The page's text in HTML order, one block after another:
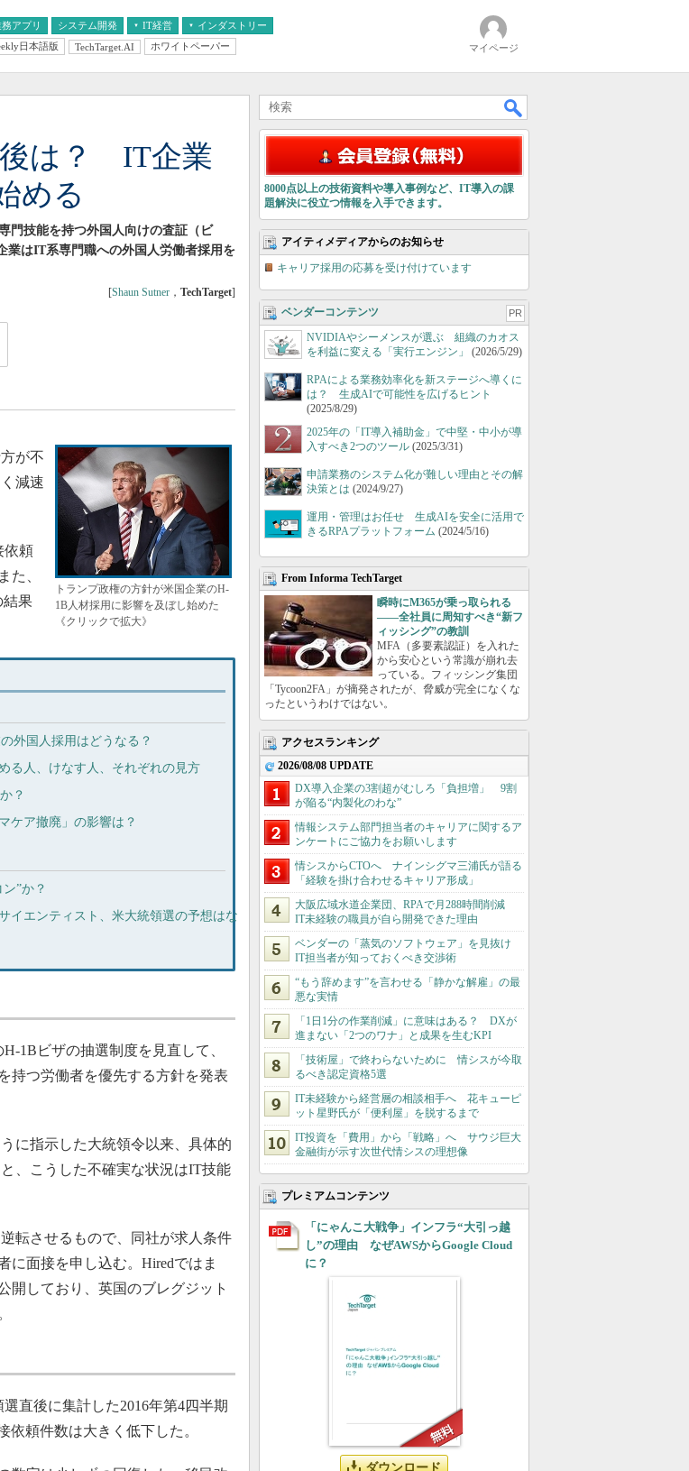
アプリ システム開発 IT経営 インダストリー
医療IT
日本語版 TechTarget.AI ホワイトペーパー マイページ
後は？ IT企業
める
門技能を持つ外国人向けの査証（ビ
業はIT系専門職への外国人労働者採用を
[Shaun Sutner ， TechTarget]
トランプ政権の方針が米国企業のH-
1B人材採用に影響を及ぼし始めた
《クリックで拡大》
が不
減速
依頼
た、
結果
外国人採用はどうなる？
る人、けなす人、それぞれの見方
？
ケア撤廃」の影響は？
”か？
イエンティスト、米大統領選の予想はな
1Bビザの抽選制度を見直して、
持つ労働者を優先する方針を発表
に指示した大統領令以来、具体的
、こうした不確実な状況はIT技能
転させるもので、同社が求人条件
に面接を申し込む。Hiredではま
開しており、英国のブレグジット
直後に集計した2016年第4四半期
頼件数は大きく低下した。
8000点以上の技術資料や導入事例など、IT導入の課
題解決に役立つ情報を入手できます。
アイティメディアからのお知らせ
キャリア採用の応募を受け付けています
ベンダーコンテンツ PR
NVIDIAやシーメンスが選ぶ 組織のカオス
を利益に変える「実行エンジン」
(2026/5/29)
RPAによる業務効率化を新ステージへ導くに
は？ 生成AIで可能性を広げるヒント
(2025/8/29)
2025年の「IT導入補助金」で中堅・中小が導
入すべき2つのツール (2025/3/31)
申請業務のシステム化が難しい理由とその解
決策とは (2024/9/27)
運用・管理はお任せ 生成AIを安全に活用で
きるRPAプラットフォーム (2024/5/16)
From Informa TechTarget
瞬時にM365が乗っ取られる
――全社員に周知すべき“新フ
ィッシング”の教訓
MFA（多要素認証）を入れた
から安心という常識が崩れ去
っている。フィッシング集団
「Tycoon2FA」が摘発されたが、脅威が完全になくな
ったというわけではない。
アクセスランキング
2026/08/08 UPDATE
DX導入企業の3割超がむしろ「負担増」 9割
が陥る“内製化のわな”
情報システム部門担当者のキャリアに関するア
ンケートにご協力をお願いします
情シスからCTOへ ナインシグマ三浦氏が語る
「経験を掛け合わせるキャリア形成」
大阪広域水道企業団、RPAで月288時間削減
IT未経験の職員が自ら開発できた理由
ベンダーの「蒸気のソフトウェア」を見抜け
IT担当者が知っておくべき交渉術
“もう辞めます”を言わせる「静かな解雇」の最
悪な実情
「1日1分の作業削減」に意味はある？ DXが
進まない「2つのワナ」と成果を生むKPI
「技術屋」で終わらないために 情シスが今取
るべき認定資格5選
IT未経験から経営層の相談相手へ 花キューピ
ット星野氏が「便利屋」を脱するまで
IT投資を「費用」から「戦略」へ サウジ巨大
金融街が示す次世代情シスの理想像
プレミアムコンテンツ
「にゃんこ大戦争」インフラ“大引っ越
し”の理由 なぜAWSからGoogle Cloud
に？
ダウンロード